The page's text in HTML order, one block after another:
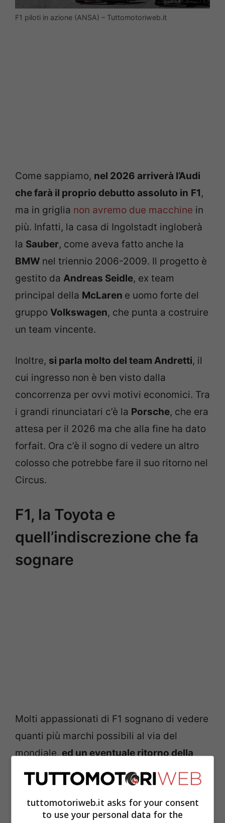
F1 piloti in azione (ANSA) – Tuttomotoriweb.it
Come sappiamo, nel 2026 arriverà l’Audi
che farà il proprio debutto assoluto in F1,
ma in griglia non avremo due macchine in
più. Infatti, la casa di Ingolstadt ingloberà
la Sauber, come aveva fatto anche la
BMW nel triennio 2006-2009. Il progetto è
gestito da Andreas Seidle, ex team
principal della McLaren e uomo forte del
gruppo Volkswagen, che punta a costruire
un team vincente.
Inoltre, si parla molto del team Andretti, il
cui ingresso non è ben visto dalla
concorrenza per ovvi motivi economici. Tra
i grandi rinunciatari c’è la Porsche, che era
attesa per il 2026 ma che alla fine ha dato
forfait. Ora c’è il sogno di vedere un altro
colosso che potrebbe fare il suo ritorno nel
Circus.
F1, la Toyota e
quell’indiscrezione che fa
sognare
Molti appassionati di F1 sognano di vedere
quanti più marchi possibili al via del
mondiale,ed un eventuale ritorno della
Toyota farebbe piacere a tutti . Nel week-
end del Gran Premio del
Giappone, laMcLarenha annunciato
tuttomotoriweb.it asks for your consent
to use your personal data for the